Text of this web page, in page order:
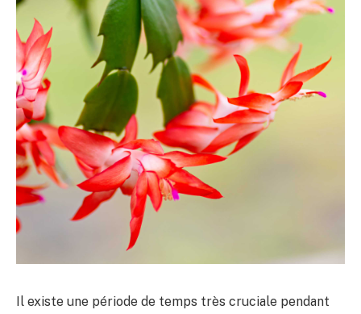
Il existe une période de temps très cruciale pendant